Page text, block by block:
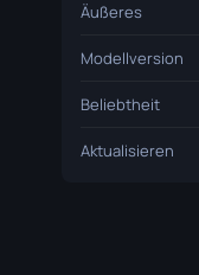
Äußeres
Modellversion
Beliebtheit
Aktualisieren